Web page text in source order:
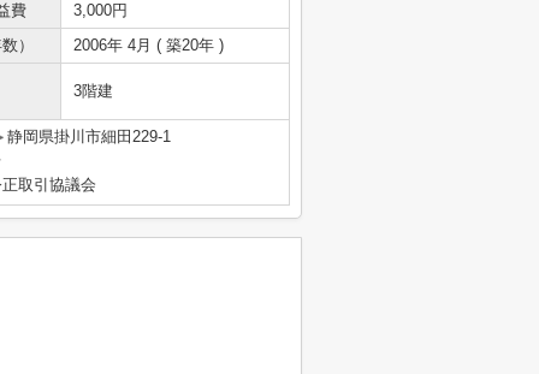
費
3,000円
）
2006年 4月 ( 築20年 )
3階建
静岡県掛川市細田229-1
取引協議会